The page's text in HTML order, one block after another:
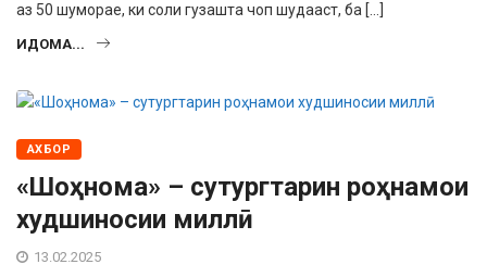
аз 50 шуморае, ки соли гузашта чоп шудааст, ба […]
ИДОМА...
АХБОР
«Шоҳнома» – сутургтарин роҳнамои
худшиносии миллӣ
13.02.2025